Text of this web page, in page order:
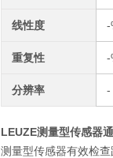
线性度 -
重复性 -
分辨率 -
LEUZE测量型传感器
测量型传感器有效检